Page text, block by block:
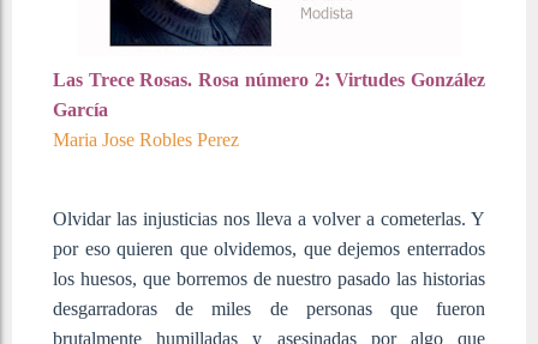
Las Trece Rosas. Rosa número 2: Virtudes González
García
Maria Jose Robles Perez
Olvidar las injusticias nos lleva a volver a cometerlas. Y
por eso quieren que olvidemos, que dejemos enterrados
los huesos, que borremos de nuestro pasado las historias
desgarradoras de miles de personas que fueron
brutalmente humilladas y asesinadas por algo que